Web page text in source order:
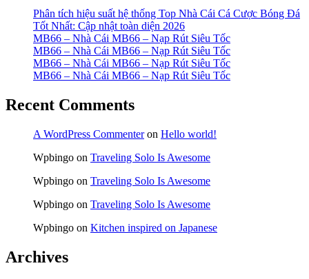
Phân tích hiệu suất hệ thống Top Nhà Cái Cá Cược Bóng Đá
Tốt Nhất: Cập nhật toàn diện 2026
MB66 – Nhà Cái MB66 – Nạp Rút Siêu Tốc
MB66 – Nhà Cái MB66 – Nạp Rút Siêu Tốc
MB66 – Nhà Cái MB66 – Nạp Rút Siêu Tốc
MB66 – Nhà Cái MB66 – Nạp Rút Siêu Tốc
Recent Comments
A WordPress Commenteron Hello world!
Wpbingo on Traveling Solo Is Awesome
Wpbingo on Traveling Solo Is Awesome
Wpbingo on Traveling Solo Is Awesome
Wpbingo on Kitchen inspired on Japanese
Archives